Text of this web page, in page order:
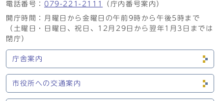
電話番号： 079-221-2111
（庁内番号案内）
開庁時間：月曜日から金曜日の午前9時から午後5時まで
（土曜日・日曜日、祝日、12月29日から翌年1月3日までは
閉庁）
庁舎案内
市役所への交通案内